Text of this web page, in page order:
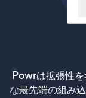
Powrは拡張性
な最先端の組み